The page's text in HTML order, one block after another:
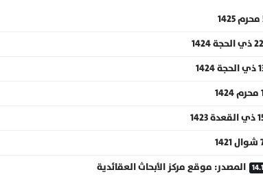
22 ذي الحجة 1424
1424
1424
1423
1421
المصدر: موقع مركز الأبحاث العقائدية